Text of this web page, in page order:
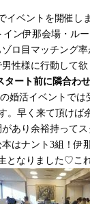
イベントを開催し
ン伊那会場・ルー
ロ目マッチング率
性様に行動して
タート前に隣合わ
婚活イベントでは
。早く来て頂けば
あり余裕持ってス
はナント3組！伊
となりました♡こ